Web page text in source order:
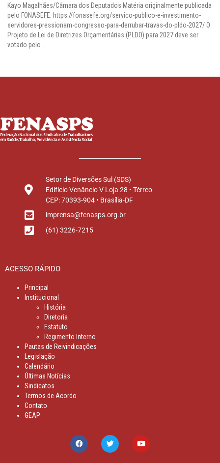
Kayo Magalhães/Câmara dos Deputados Matéria originalmente publicada
pelo FONASEFE: https://fonasefe.org/servico-publico-e-investimento-
servidores-pressionam-congresso-para-derrubar-travas-do-pldo-2027/ O
Projeto de Lei de Diretrizes Orçamentárias (PLDO) para 2027 deve ser
votado pelo ...
Setor de Diversões Sul (SDS)
Edifício Venâncio V Loja 28 • Térreo
CEP: 70393-904 • Brasília-DF
imprensa@fenasps.org.br
(61) 3226-7215
ACESSO RÁPIDO
Principal
Institucional
História
Diretoria
Estatuto
Regimento Interno
Pautas de Reivindicações
Legislação
Calendário
Últimas Notícias
Sindicatos
Termos de Acordo
Contato
GEAP